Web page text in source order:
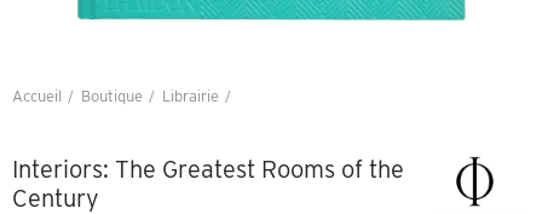
Accueil Boutique
Librairie
Interiors: The Greatest Rooms of the
Century